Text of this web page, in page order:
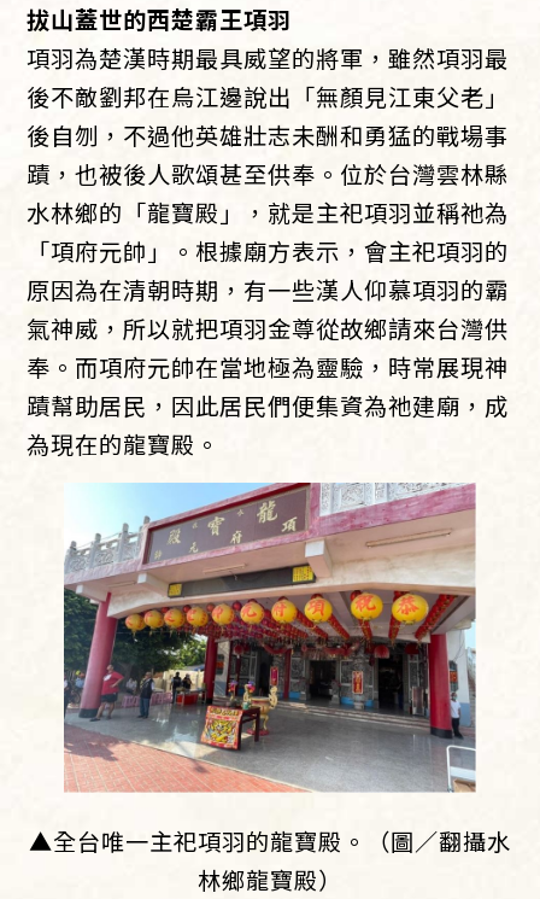
拔山蓋世的西楚霸王項羽
項羽為楚漢時期最具威望的將軍，雖然項羽最
後不敵劉邦在烏江邊說出「無顏見江東父老」
後自刎，不過他英雄壯志未酬和勇猛的戰場事
蹟，也被後人歌頌甚至供奉。位於台灣雲林縣
水林鄉的「龍寶殿」，就是主祀項羽並稱祂為
「項府元帥」。根據廟方表示，會主祀項羽的
原因為在清朝時期，有一些漢人仰慕項羽的霸
氣神威，所以就把項羽金尊從故鄉請來台灣供
奉。而項府元帥在當地極為靈驗，時常展現神
蹟幫助居民，因此居民們便集資為祂建廟，成
為現在的龍寶殿。
▲全台唯一主祀項羽的龍寶殿。（圖／翻攝水
林鄉龍寶殿）